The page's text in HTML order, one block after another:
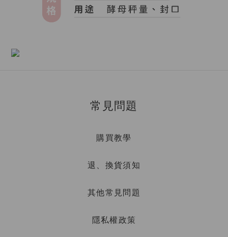
常見問題
購買教學
退、換貨須知
其他常見問題
隱私權政策